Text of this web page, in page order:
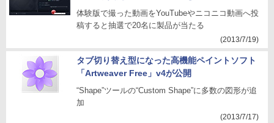
体験版で撮った動画をYouTubeやニコニコ動画へ投
稿すると抽選で20名に製品が当たる
(2013/7/19)
タブ切り替え型になった高機能ペイントソフト
「Artweaver Free」v4が公開
“Shape”ツールの“Custom Shape”に多数の図形が追
加
(2013/7/17)